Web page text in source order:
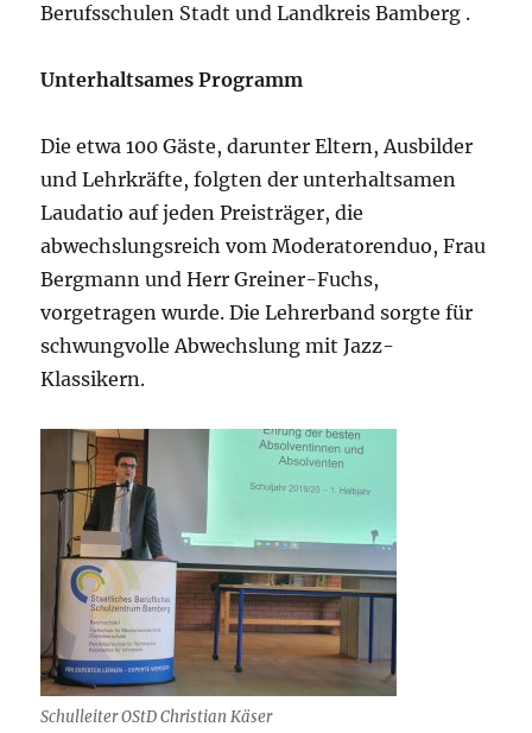
Berufsschulen Stadt und Landkreis Bamberg .
Unterhaltsames Programm
Die etwa 100 Gäste, darunter Eltern, Ausbilder
und Lehrkräfte, folgten der unterhaltsamen
Laudatio auf jeden Preisträger, die
abwechslungsreich vom Moderatorenduo, Frau
Bergmann und Herr Greiner-Fuchs,
vorgetragen wurde. Die Lehrerband sorgte für
schwungvolle Abwechslung mit Jazz-
Klassikern.
Schulleiter OStD Christian Käser